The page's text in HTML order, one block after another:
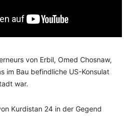
von Erbil, Omed Chosnaw,
im Bau befindliche US-Konsulat
war.
Kurdistan 24 in der Gegend